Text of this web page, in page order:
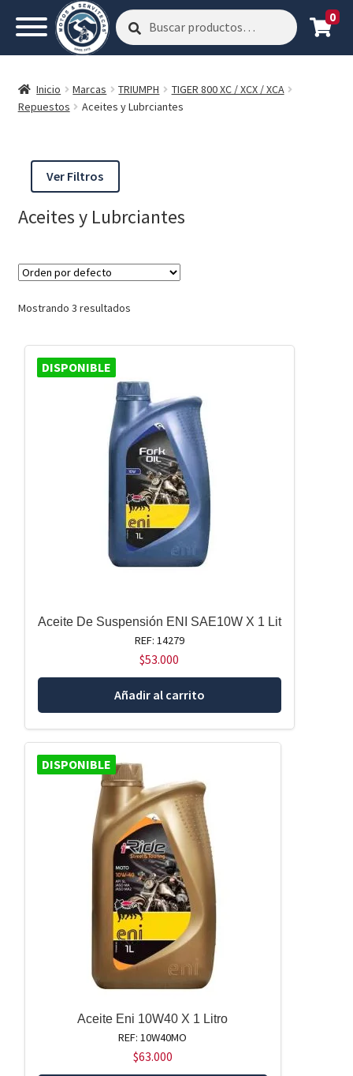
Buscar
por:
Buscar 0
Inicio Marcas TRIUMPH
TIGER 800 XC / XCX / XCA
Repuestos
Aceites y Lubrciantes
Ver Filtros
Aceites y Lubrciantes
Mostrando 3 resultados
DISPONIBLE
Aceite De Suspensión ENI SAE10W X 1 Lit
REF: 14279
$53.000
Añadir al carrito
DISPONIBLE
Aceite Eni 10W40 X 1 Litro
REF: 10W40MO
$63.000